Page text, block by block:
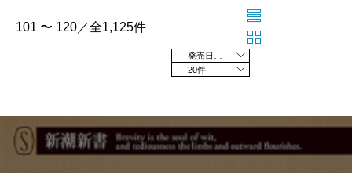
101 〜 120／全1,125件
20件